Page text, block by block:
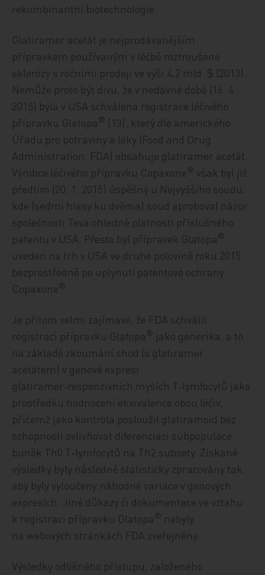
rekombinantní biotechnologie.
Glatiramer acetát je nejprodávanějším
přípravkem používaným v léčbě roztroušené
sklerózy s ročními prodeji ve výši 4,2 mld. $ (2013).
Nemůže proto být divu, že v nedávné době (16. 4.
2015) byla v USA schválena registrace léčivého
přípravku Glatopa® [13], který dle amerického
Úřadu pro potraviny a léky (Food and Drug
Administration, FDA) obsahuje glatiramer acetát.
Výrobce léčivého přípravku Copaxone® však byl již
předtím (20. 1. 2015) úspěšný u Nejvyššího soudu,
kde (sedmi hlasy ku dvěma) soud aproboval názor
společnosti Teva ohledně platnosti příslušného
patentu v USA. Přesto byl přípravek Glatopa®
uveden na trh v USA ve druhé polovině roku 2015
bezprostředně po uplynutí patentové ochrany
Copaxone®
Je přitom velmi zajímavé, že FDA schválil
registraci přípravku Glatopa® jako generika, a to
na základě zkoumání shod (s glatiramer
acetátem) v genové expresi
glatiramer‑responzivních myších T‑lymfocytů jako
prostředku hodnocení ekvivalence obou léčiv,
přičemž jako kontrola posloužil glatiramoid bez
schopnosti ovlivňovat diferenciaci subpopulace
buněk Th0 T‑lymfocytů na Th2 subsety. Získané
výsledky byly následně statisticky zpracovány tak,
aby byly vyloučeny náhodné variace v genových
expresích. Jiné důkazy či dokumentace ve vztahu
k registraci přípravku Glatopa® nebyly
na webových stránkách FDA zveřejněny.
Výsledky odlišného přístupu, založeného